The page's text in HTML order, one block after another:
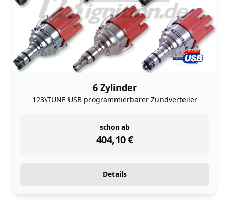
6 Zylinder
123\TUNE USB programmierbarer Zündverteiler
schon ab
404,10€
instock
Details